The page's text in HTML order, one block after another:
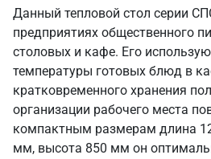
Данный тепловой стол серии
предприятиях общественного
столовых и кафе. Его
температуры готовых блюд в
кратковременного хранения
организации рабочего места
компактным размерам длина
мм, высота 850 мм он